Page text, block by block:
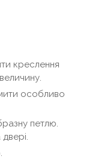
креслення
особливо
петлю.
.